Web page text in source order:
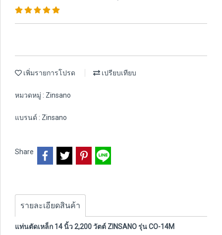
เพิ่มรายการโปรด เปรียบเทียบ
หมวดหมู่ : Zinsano
แบรนด์ : Zinsano
Share
รายละเอียดสินค้า
แท่นตัดเหล็ก 14 นิ้ว 2,200 วัตต์ ZINSANO รุ่น CO-14M